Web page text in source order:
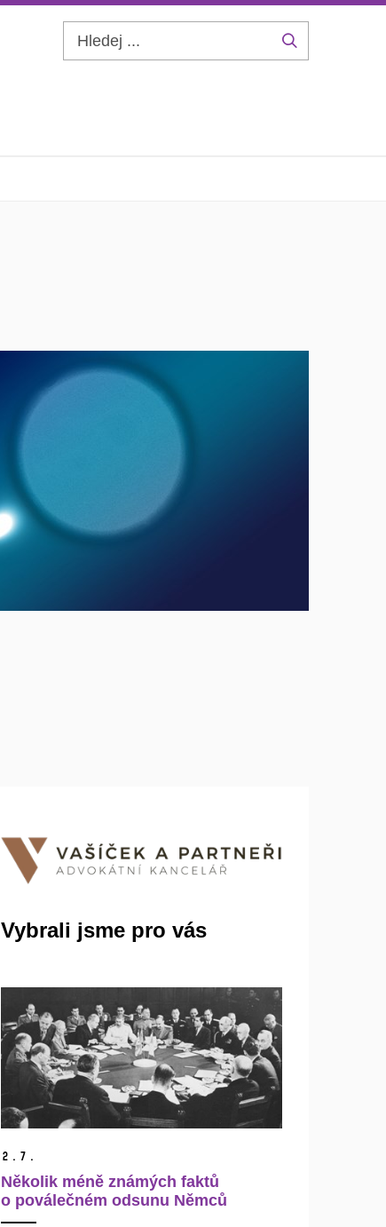
Vybrali jsme pro vás
2. 7.
Několik méně známých faktů
o poválečném odsunu Němců